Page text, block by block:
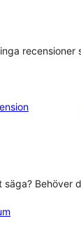
recensioner
Behöver